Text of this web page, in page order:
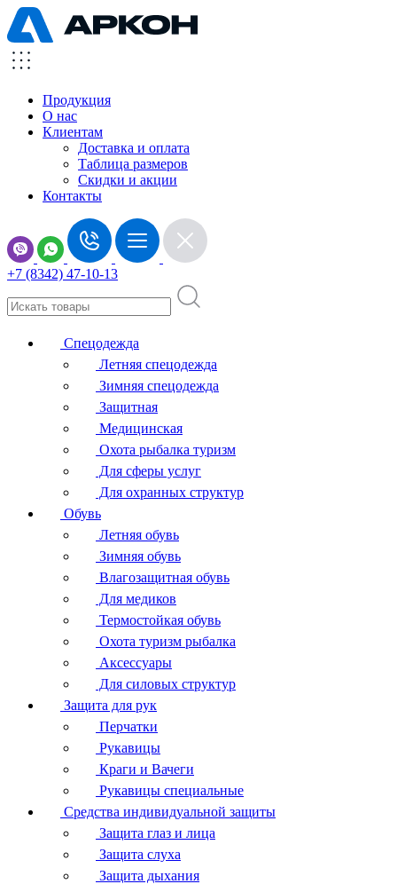
Продукция
О нас
Клиентам
Доставка и оплата
Таблица размеров
Скидки и акции
Контакты
+7 (8342) 47-10-13
Спецодежда
Летняя спецодежда
Зимняя спецодежда
Защитная
Медицинская
Охота рыбалка туризм
Для сферы услуг
Для охранных структур
Обувь
Летняя обувь
Зимняя обувь
Влагозащитная обувь
Для медиков
Термостойкая обувь
Охота туризм рыбалка
Аксессуары
Для силовых структур
Защита для рук
Перчатки
Рукавицы
Краги и Вачеги
Рукавицы специальные
Средства индивидуальной защиты
Защита глаз и лица
Защита слуха
Защита дыхания